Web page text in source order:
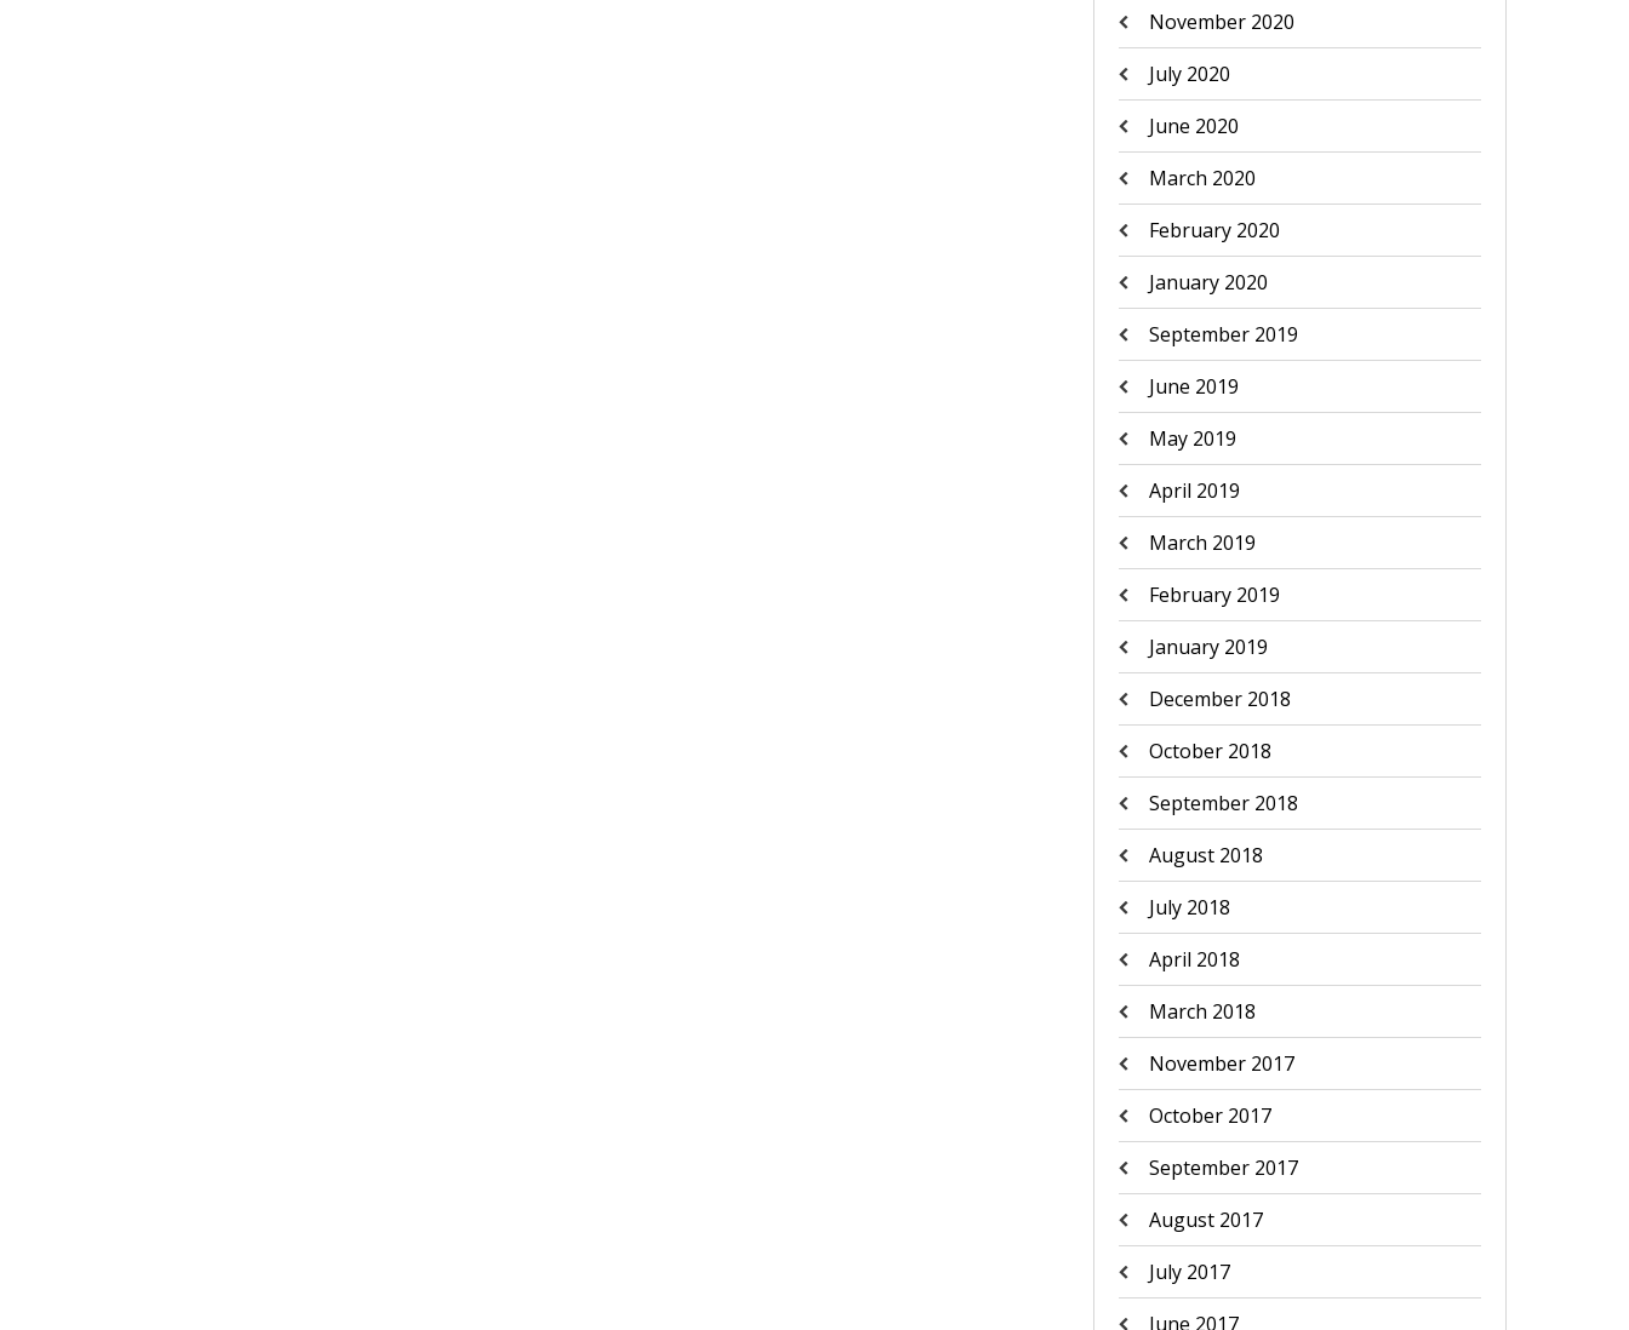
November 2020
July 2020
June 2020
March 2020
February 2020
January 2020
September 2019
June 2019
May 2019
April 2019
March 2019
February 2019
January 2019
December 2018
October 2018
September 2018
August 2018
July 2018
April 2018
March 2018
November 2017
October 2017
September 2017
August 2017
July 2017
June 2017